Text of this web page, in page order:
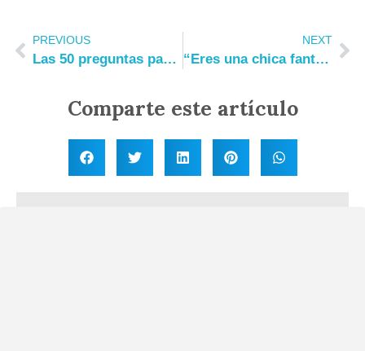
PREVIOUS
Las 50 preguntas para mi abuela: Descubre el tesoro familiar
NEXT
“Eres una chica fantástica”: Empoderamiento para chicas extraordinarias
Comparte este artículo